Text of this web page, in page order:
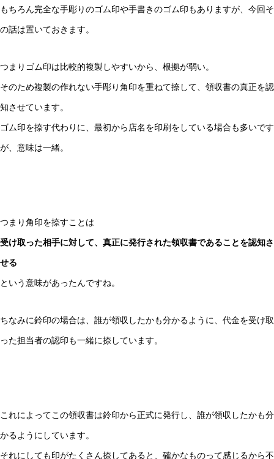
もちろん完全な手彫りのゴム印や手書きのゴム印もありますが、今回そ
の話は置いておきます。
つまりゴム印は比較的複製しやすいから、根拠が弱い。
そのため複製の作れない手彫り角印を重ねて捺して、領収書の真正を認
知させています。
ゴム印を捺す代わりに、最初から店名を印刷をしている場合も多いです
が、意味は一緒。
つまり角印を捺すことは
受け取った相手に対して、真正に発行された領収書であることを認知さ
せる
という意味があったんですね。
ちなみに鈴印の場合は、誰が領収したかも分かるように、代金を受け取
った担当者の認印も一緒に捺しています。
これによってこの領収書は鈴印から正式に発行し、誰が領収したかも分
かるようにしています。
それにしても印がたくさん捺してあると、確かなものって感じるから不